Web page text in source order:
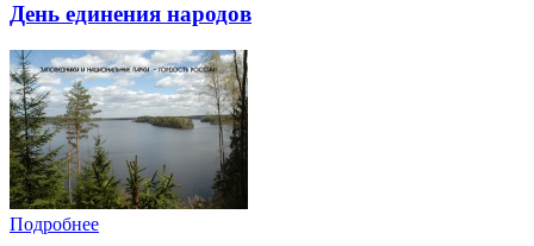
День единения народов
Подробнее